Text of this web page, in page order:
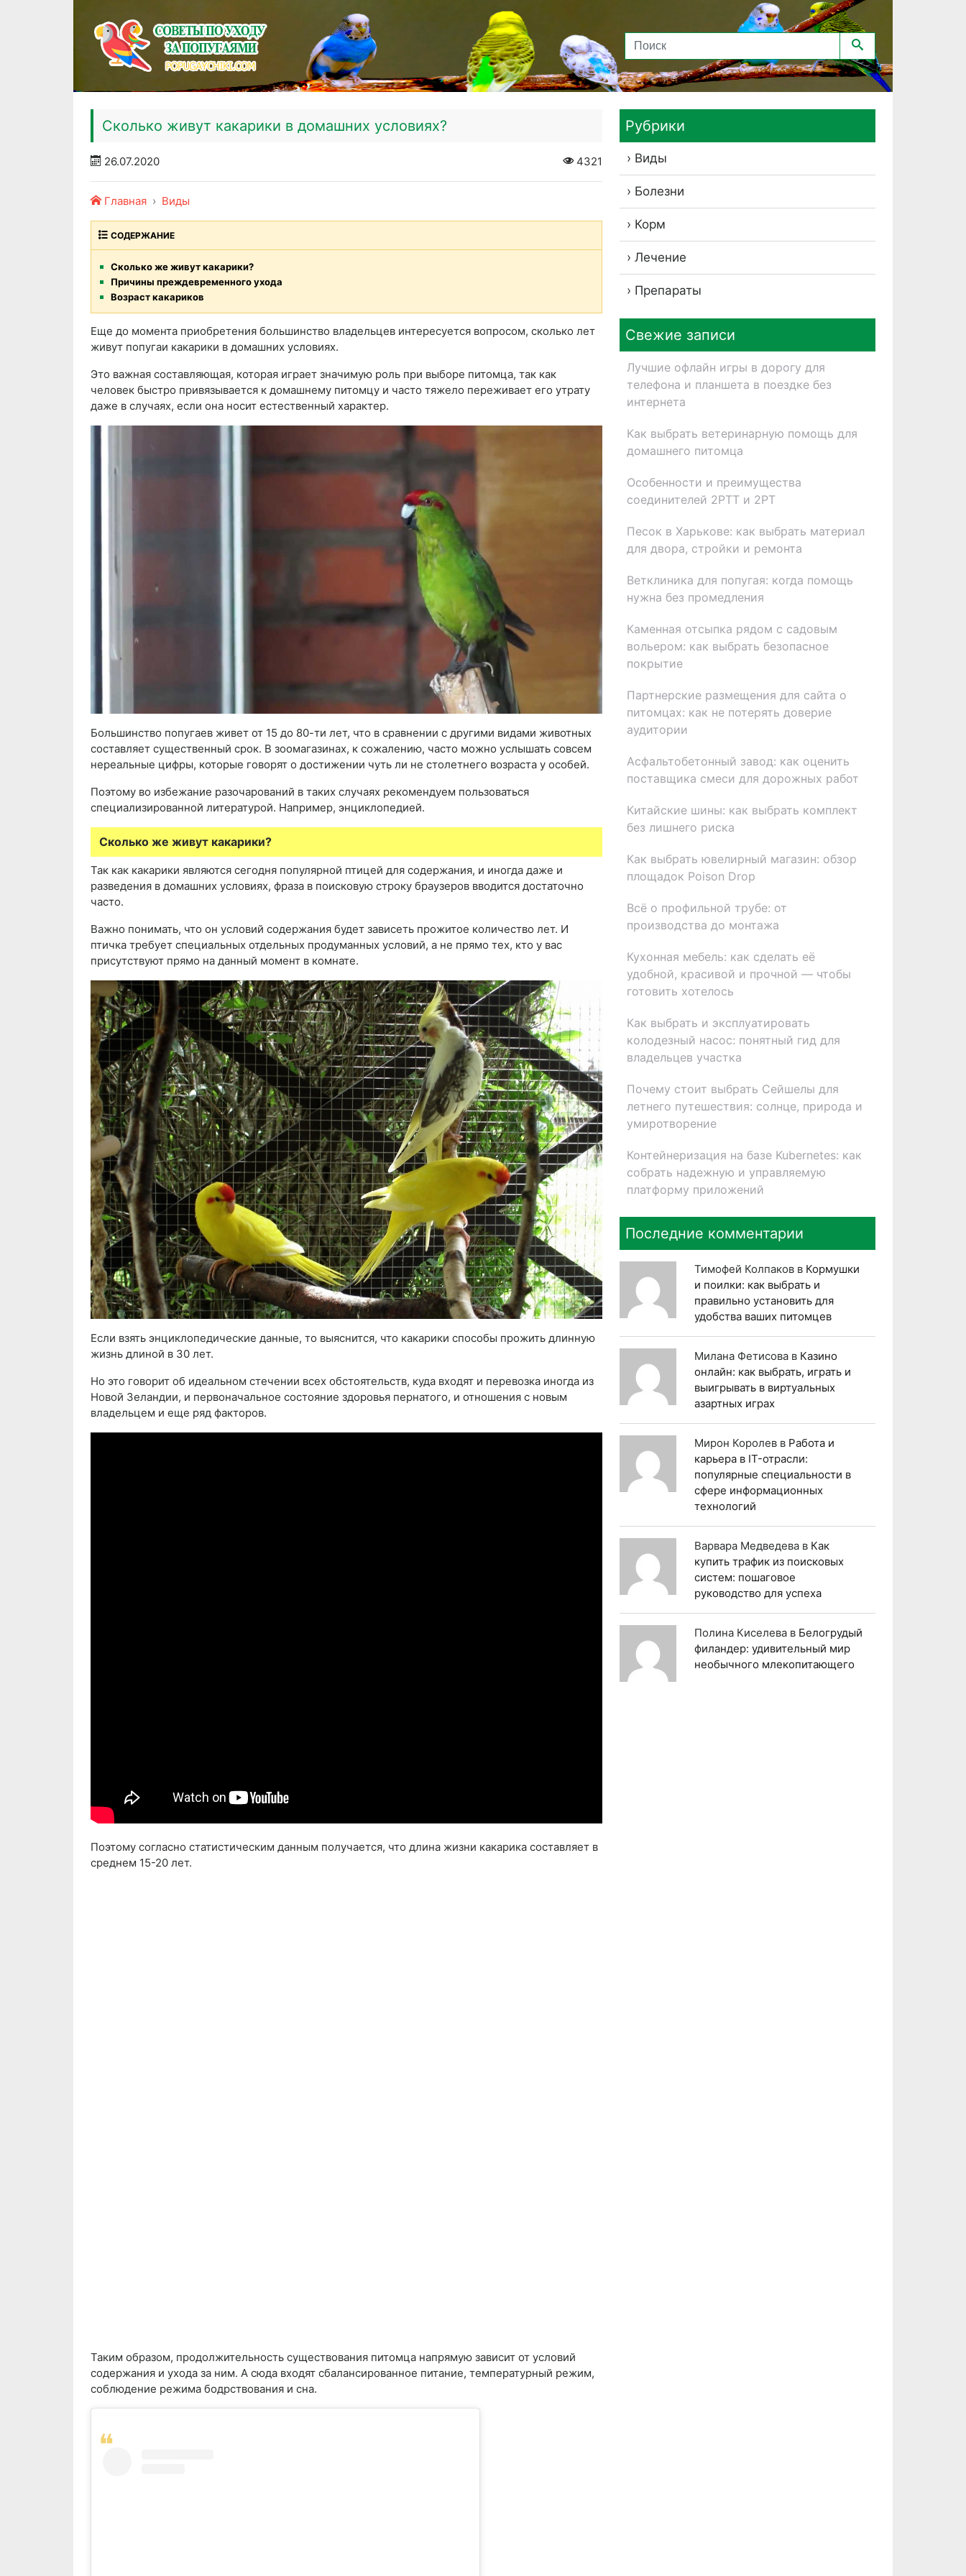
Сколько живут какарики в домашних условиях?
26.07.2020 4321
Главная Виды
СОДЕРЖАНИЕ
Сколько же живут какарики?
Причины преждевременного ухода
Возраст какариков
Еще до момента приобретения большинство владельцев интересуется вопросом, сколько лет
живут попугаи какарики в домашних условиях.
Это важная составляющая, которая играет значимую роль при выборе питомца, так как
человек быстро привязывается к домашнему питомцу и часто тяжело переживает его утрату
даже в случаях, если она носит естественный характер.
Большинство попугаев живет от 15 до 80-ти лет, что в сравнении с другими видами животных
составляет существенный срок. В зоомагазинах, к сожалению, часто можно услышать совсем
нереальные цифры, которые говорят о достижении чуть ли не столетнего возраста у особей.
Поэтому во избежание разочарований в таких случаях рекомендуем пользоваться
специализированной литературой. Например, энциклопедией.
Сколько же живут какарики?
Так как какарики являются сегодня популярной птицей для содержания, и иногда даже и
разведения в домашних условиях, фраза в поисковую строку браузеров вводится достаточно
часто.
Важно понимать, что он условий содержания будет зависеть прожитое количество лет. И
птичка требует специальных отдельных продуманных условий, а не прямо тех, кто у вас
присутствуют прямо на данный момент в комнате.
Если взять энциклопедические данные, то выяснится, что какарики способы прожить длинную
жизнь длиной в 30 лет.
Но это говорит об идеальном стечении всех обстоятельств, куда входят и перевозка иногда из
Новой Зеландии, и первоначальное состояние здоровья пернатого, и отношения с новым
владельцем и еще ряд факторов.
Поэтому согласно статистическим данным получается, что длина жизни какарика составляет в
среднем 15-20 лет.
Таким образом, продолжительность существования питомца напрямую зависит от условий
содержания и ухода за ним. А сюда входят сбалансированное питание, температурный режим,
соблюдение режима бодрствования и сна.
Рубрики
Виды
Болезни
Корм
Лечение
Препараты
Свежие записи
Лучшие офлайн игры в дорогу для
телефона и планшета в поездке без
интернета
Как выбрать ветеринарную помощь для
домашнего питомца
Особенности и преимущества
соединителей 2РТТ и 2РТ
Песок в Харькове: как выбрать материал
для двора, стройки и ремонта
Ветклиника для попугая: когда помощь
нужна без промедления
Каменная отсыпка рядом с садовым
вольером: как выбрать безопасное
покрытие
Партнерские размещения для сайта о
питомцах: как не потерять доверие
аудитории
Асфальтобетонный завод: как оценить
поставщика смеси для дорожных работ
Китайские шины: как выбрать комплект
без лишнего риска
Как выбрать ювелирный магазин: обзор
площадок Poison Drop
Всё о профильной трубе: от
производства до монтажа
Кухонная мебель: как сделать её
удобной, красивой и прочной — чтобы
готовить хотелось
Как выбрать и эксплуатировать
колодезный насос: понятный гид для
владельцев участка
Почему стоит выбрать Сейшелы для
летнего путешествия: солнце, природа и
умиротворение
Контейнеризация на базе Kubernetes: как
собрать надежную и управляемую
платформу приложений
Последние комментарии
Тимофей Колпаков в Кормушки
и поилки: как выбрать и
правильно установить для
удобства ваших питомцев
Милана Фетисова в Казино
онлайн: как выбрать, играть и
выигрывать в виртуальных
азартных играх
Мирон Королев в Работа и
карьера в IT-отрасли:
популярные специальности в
сфере информационных
технологий
Варвара Медведева в Как
купить трафик из поисковых
систем: пошаговое
руководство для успеха
Полина Киселева в Белогрудый
филандер: удивительный мир
необычного млекопитающего